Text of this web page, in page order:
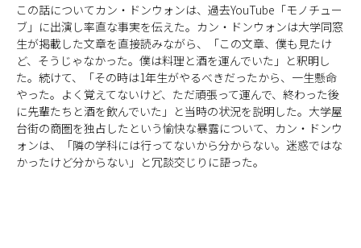
この話についてカン・ドンウォンは、過去YouTube「モノチュー
ブ」に出演し率直な事実を伝えた。カン・ドンウォンは大学同窓
生が掲載した文章を直接読みながら、「この文章、僕も見たけ
ど、そうじゃなかった。僕は料理と酒を運んでいた」と釈明し
た。続けて、「その時は1年生がやるべきだったから、一生懸命
やった。よく覚えてないけど、ただ頑張って運んで、終わった後
に先輩たちと酒を飲んでいた」と当時の状況を説明した。大学屋
台街の商圏を独占したという愉快な暴露について、カン・ドンウ
ォンは、「隣の学科には行ってないから分からない。迷惑ではな
かったけど分からない」と冗談交じりに語った。